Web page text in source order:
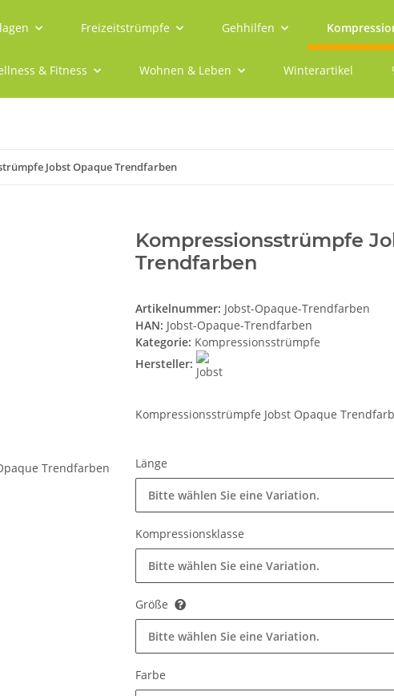
Freizeitstrümpfe Gehhilfen
& Fitness Wohnen & Leben Winterartikel
Jobst Opaque Trendfarben
Kompressionsstrümpfe
Trendfarben
Artikelnummer: Jobst-Opaque-Trendfarben
HAN: Jobst-Opaque-Trendfarben
Kategorie: Kompressionsstrümpfe
Hersteller:
Kompressionsstrümpfe Jobst Opaque
Länge
Bitte wählen Sie eine Variation.
Kompressionsklasse
Bitte wählen Sie eine Variation.
Größe
Bitte wählen Sie eine Variation.
Farbe